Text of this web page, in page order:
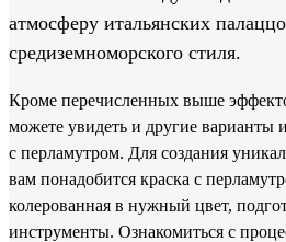
атмосферу итальянских
средиземноморского стиля.
Кроме перечисленных выше
можете увидеть и другие варианты
с перламутром. Для создания
вам понадобится краска с
колерованная в нужный цвет,
инструменты. Ознакомиться с